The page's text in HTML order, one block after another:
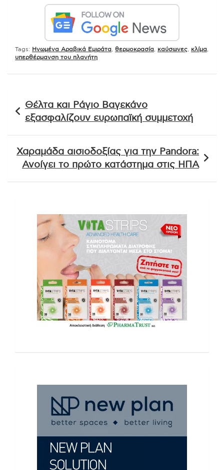
Tags: Ηνωμένα Αραβικά Εμιράτα θερμοκρασία καύσωνες κλίμα
υπερθέρμανση του πλανήτη
άρθρων
Θέλτα και Ράγιο Βαγεκάνο
εξασφαλίζουν ευρωπαϊκή συμμετοχή
Χαραμάδα αισιοδοξίας για την Pandora:
Ανοίγει το πρώτο κατάστημα στις ΗΠΑ